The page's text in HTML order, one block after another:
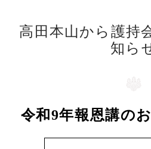
高田本山から護持
知ら
令和9年報恩講の